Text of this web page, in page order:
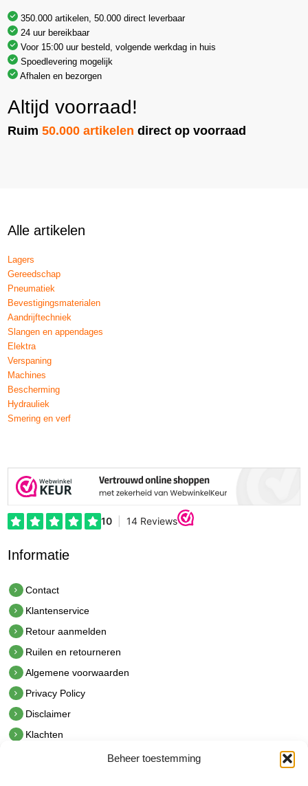
Beheer toestemming
350.000 artikelen, 50.000 direct leverbaar
24 uur bereikbaar
Voor 15:00 uur besteld, volgende werkdag in huis
Spoedlevering mogelijk
Afhalen en bezorgen
Altijd voorraad!
Ruim50.000 artikelen direct op voorraad
Alle artikelen
Lagers
Gereedschap
Pneumatiek
Bevestigingsmaterialen
Aandrijftechniek
Slangen en appendages
Elektra
Verspaning
Machines
Bescherming
Hydrauliek
Smering en verf
Informatie
Contact
Klantenservice
Retour aanmelden
Ruilen en retourneren
Algemene voorwaarden
Privacy Policy
Disclaimer
Klachten